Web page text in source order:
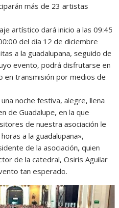
más de 23 artistas
artístico dará inicio a las 09:45
del día 12 de diciembre
a la guadalupana, seguido de
evento, podrá disfrutarse en
en transmisión por medios de
noche festiva, alegre, llena
de Guadalupe, en la que
de nuestra asociación le
a la guadalupana»,
de la asociación, quien
de la catedral, Osiris Aguilar
tan esperado.